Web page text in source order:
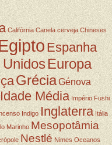
Califórnia Canela cerveja Chineses
Espanha
Europa
GréciaGénova
Idade Média Império Fushi
Indigo Inglaterra Itália
Marinho Mesopotâmia
Nestlé Nimes Oceanos